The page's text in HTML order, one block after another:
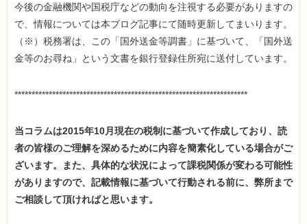
今後の金融機関や国税庁などの動向を注視する必要がありますの
で、情報については本ブログ記事にて随時更新してまいります。
（※）税務署は、この「国外送金等調書」に基づいて、「国外送
金等のお尋ね」という文書を銀行登録住所宛に送付しています。
********************************************************************
当コラムは2015年10月現在の税制に基づいて作成しており、読
者の皆様のご理解を深めるために内容を簡素化している場合がご
ざいます。また、具体的な状況によって課税関係が変わる可能性
がありますので、記載情報に基づいて行動される前に、弊所まで
ご相談して頂ければと思います。